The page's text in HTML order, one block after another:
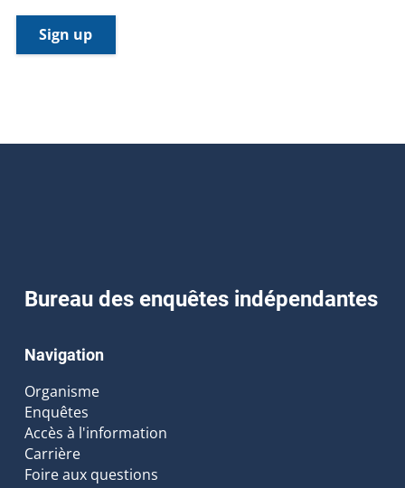
Sign up
Bureau des enquêtes indépendantes
Navigation
Organisme
Enquêtes
Accès à l'information
Carrière
Foire aux questions